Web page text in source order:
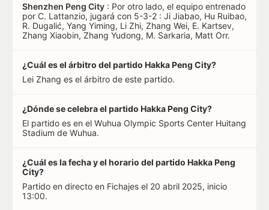
Shenzhen Peng City : Por otro lado, el equipo entrenado
por C. Lattanzio, jugará con 5-3-2 : Ji Jiabao, Hu Ruibao,
R. Dugalić, Yang Yiming, Li Zhi, Zhang Wei, E. Kartsev,
Zhang Xiaobin, Zhang Yudong, M. Sarkaria, Matt Orr.
¿Cuál es el árbitro del partido Hakka Peng City?
Lei Zhang es el árbitro de este partido.
¿Dónde se celebra el partido Hakka Peng City?
El partido es en el Wuhua Olympic Sports Center Huitang
Stadium de Wuhua.
¿Cuál es la fecha y el horario del partido Hakka Peng
City?
Partido en directo en Fichajes el 20 abril 2025, inicio
13:00.